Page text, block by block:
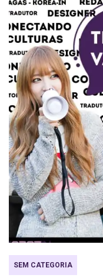
SEM CATEGORIA